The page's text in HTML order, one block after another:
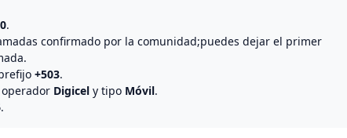
0.
confirmado por la comunidad;puedes dejar el primer
+503.
Digicel y tipo Móvil.
.